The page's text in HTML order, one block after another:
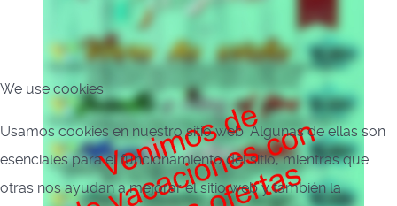
We use cookies
Usamos cookies en nuestro sitio web. Algunas de ellas son
esenciales para el funcionamiento del sitio, mientras que
otras nos ayudan a mejorar el sitio web y también la